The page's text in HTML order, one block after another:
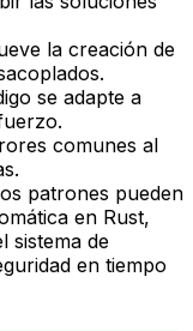
la creación de
se adapte a
comunes al
patrones pueden
en Rust,
sistema de
en tiempo